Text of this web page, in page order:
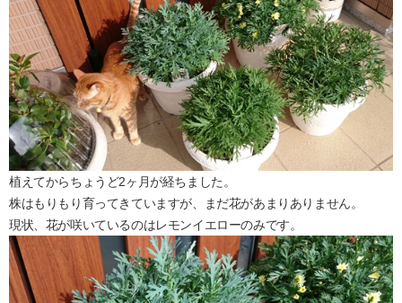
植えてからちょうど2ヶ月が経ちました。
株はもりもり育ってきていますが、まだ花があまりありません。
現状、花が咲いているのはレモンイエローのみです。